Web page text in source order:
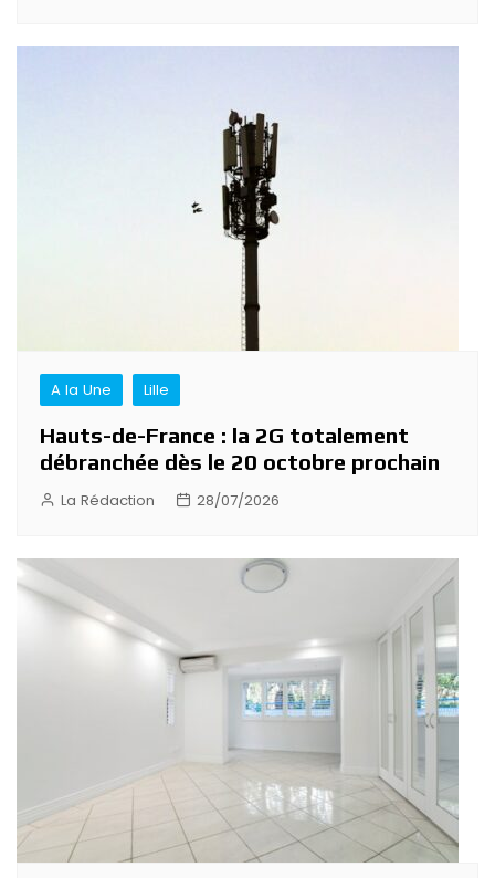
A la Une Lille
Hauts-de-France : la 2G totalement
débranchée dès le 20 octobre prochain
La Rédaction 28/07/2026